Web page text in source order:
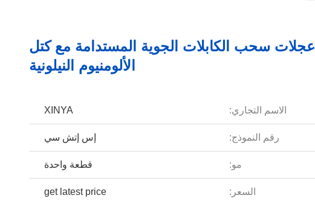
عجلات سحب الكابلات الجوية المستدامة مع كتل
الألومنيوم النيلونية
الاسم التجاري: XINYA
رقم النموذج: إس إتش سي
مو: قطعة واحدة
السعر: get latest price